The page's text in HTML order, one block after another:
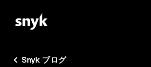
Snyk ブログ